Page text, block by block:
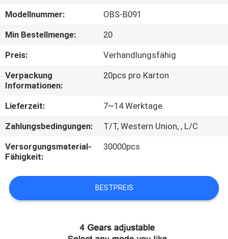
UNS
FABRIK-
AUSFLUG
QUALITÄTSKONTROLLE
TRETEN
SIE
MIT
UNS
VERBINDUNG
Modellnummer:
OBS-B091
Min Bestellmenge:
20
Preis:
Verhandlungsfähig
Verpackung
Informationen:
20pcs pro Karton
Lieferzeit:
7~14 Werktage
Zahlungsbedingungen:
T/T, Western Union, , L/C
Versorgungsmaterial-
Fähigkeit:
30000pcs
BESTPREIS